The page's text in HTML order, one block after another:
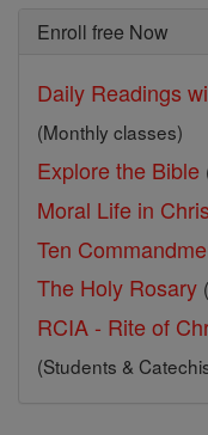
Enroll free Now
Daily Readings
(Monthly classes)
Explore the Bible
Moral Life in
Ten
The Holy Rosary
RCIA - Rite of
(Students &